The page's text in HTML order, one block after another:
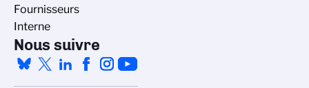
Fournisseurs
Interne
Nous suivre